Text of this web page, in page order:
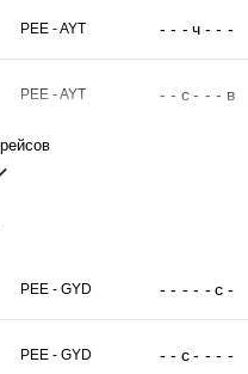
PEE - AYT - - - ч - - -
PEE - AYT - - с - - - в
PEE - GYD - - - - - с -
PEE - GYD - - с - - - -